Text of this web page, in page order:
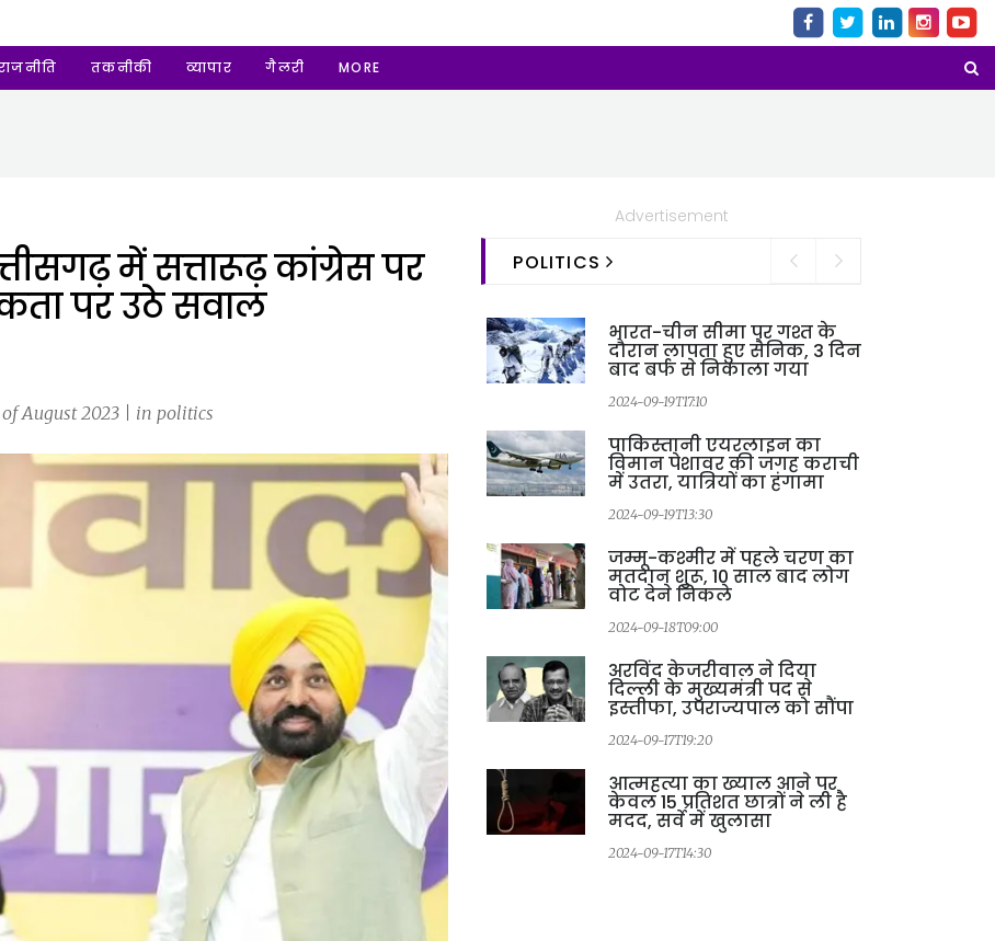
तकनीकी व्यापार गैलरी MORE
में सत्तारूढ़ कांग्रेस पर
पर उठे सवाल
August 2023 | in politics
Advertisement
POLITICS
भारत-चीन सीमा पर गश्त के
दौरान लापता हुए सैनिक, 3 दिन
बाद बर्फ से निकाला गया
2024-09-19T17:10
पाकिस्तानी एयरलाइन का
विमान पेशावर की जगह कराची
में उतरा, यात्रियों का हंगामा
2024-09-19T13:30
जम्मू-कश्मीर में पहले चरण का
मतदान शुरू, 10 साल बाद लोग
वोट देने निकले
2024-09-18T09:00
अरविंद केजरीवाल ने दिया
दिल्ली के मुख्यमंत्री पद से
इस्तीफा, उपराज्यपाल को सौंपा
2024-09-17T19:20
आत्महत्या का ख्याल आने पर
केवल 15 प्रतिशत छात्रों ने ली है
मदद, सर्वे में खुलासा
2024-09-17T14:30